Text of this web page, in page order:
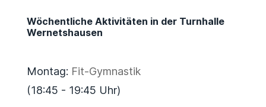
Wöchentliche Aktivitäten in der Turnhalle
Wernetshausen
Montag: Fit-Gymnastik
(18:45 - 19:45 Uhr)